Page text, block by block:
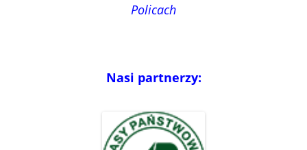
Policach
Nasi partnerzy: